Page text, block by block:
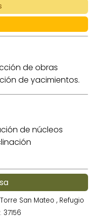
de obras
de yacimientos.
de núcleos
San Mateo , Refugio